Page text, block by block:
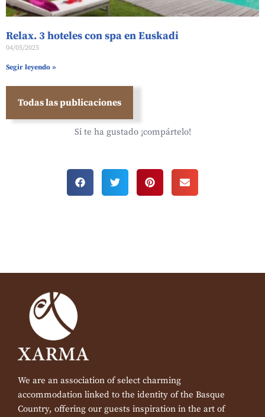
Relax. 3 hoteles con spa en Euskadi
04/05/2025
Segir leyendo »
Todas las publicaciones
Si te ha gustado ¡compártelo!
We are an association of select charming
accommodation linked to the identity of the Basque
Country, offering our guests inspiration in the art of